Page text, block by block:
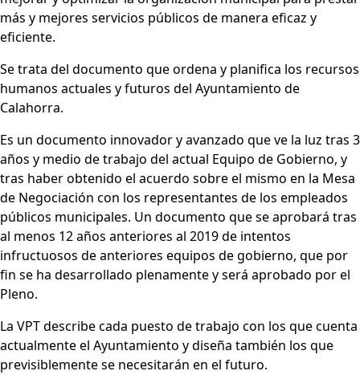
más y mejores servicios públicos de manera eficaz y
eficiente.
Se trata del documento que ordena y planifica los recursos
humanos actuales y futuros del Ayuntamiento de
Calahorra.
Es un documento innovador y avanzado que ve la luz tras 3
años y medio de trabajo del actual Equipo de Gobierno, y
tras haber obtenido el acuerdo sobre el mismo en la Mesa
de Negociación con los representantes de los empleados
públicos municipales. Un documento que se aprobará tras
al menos 12 años anteriores al 2019 de intentos
infructuosos de anteriores equipos de gobierno, que por
fin se ha desarrollado plenamente y será aprobado por el
Pleno.
La VPT describe cada puesto de trabajo con los que cuenta
actualmente el Ayuntamiento y diseña también los que
previsiblemente se necesitarán en el futuro.